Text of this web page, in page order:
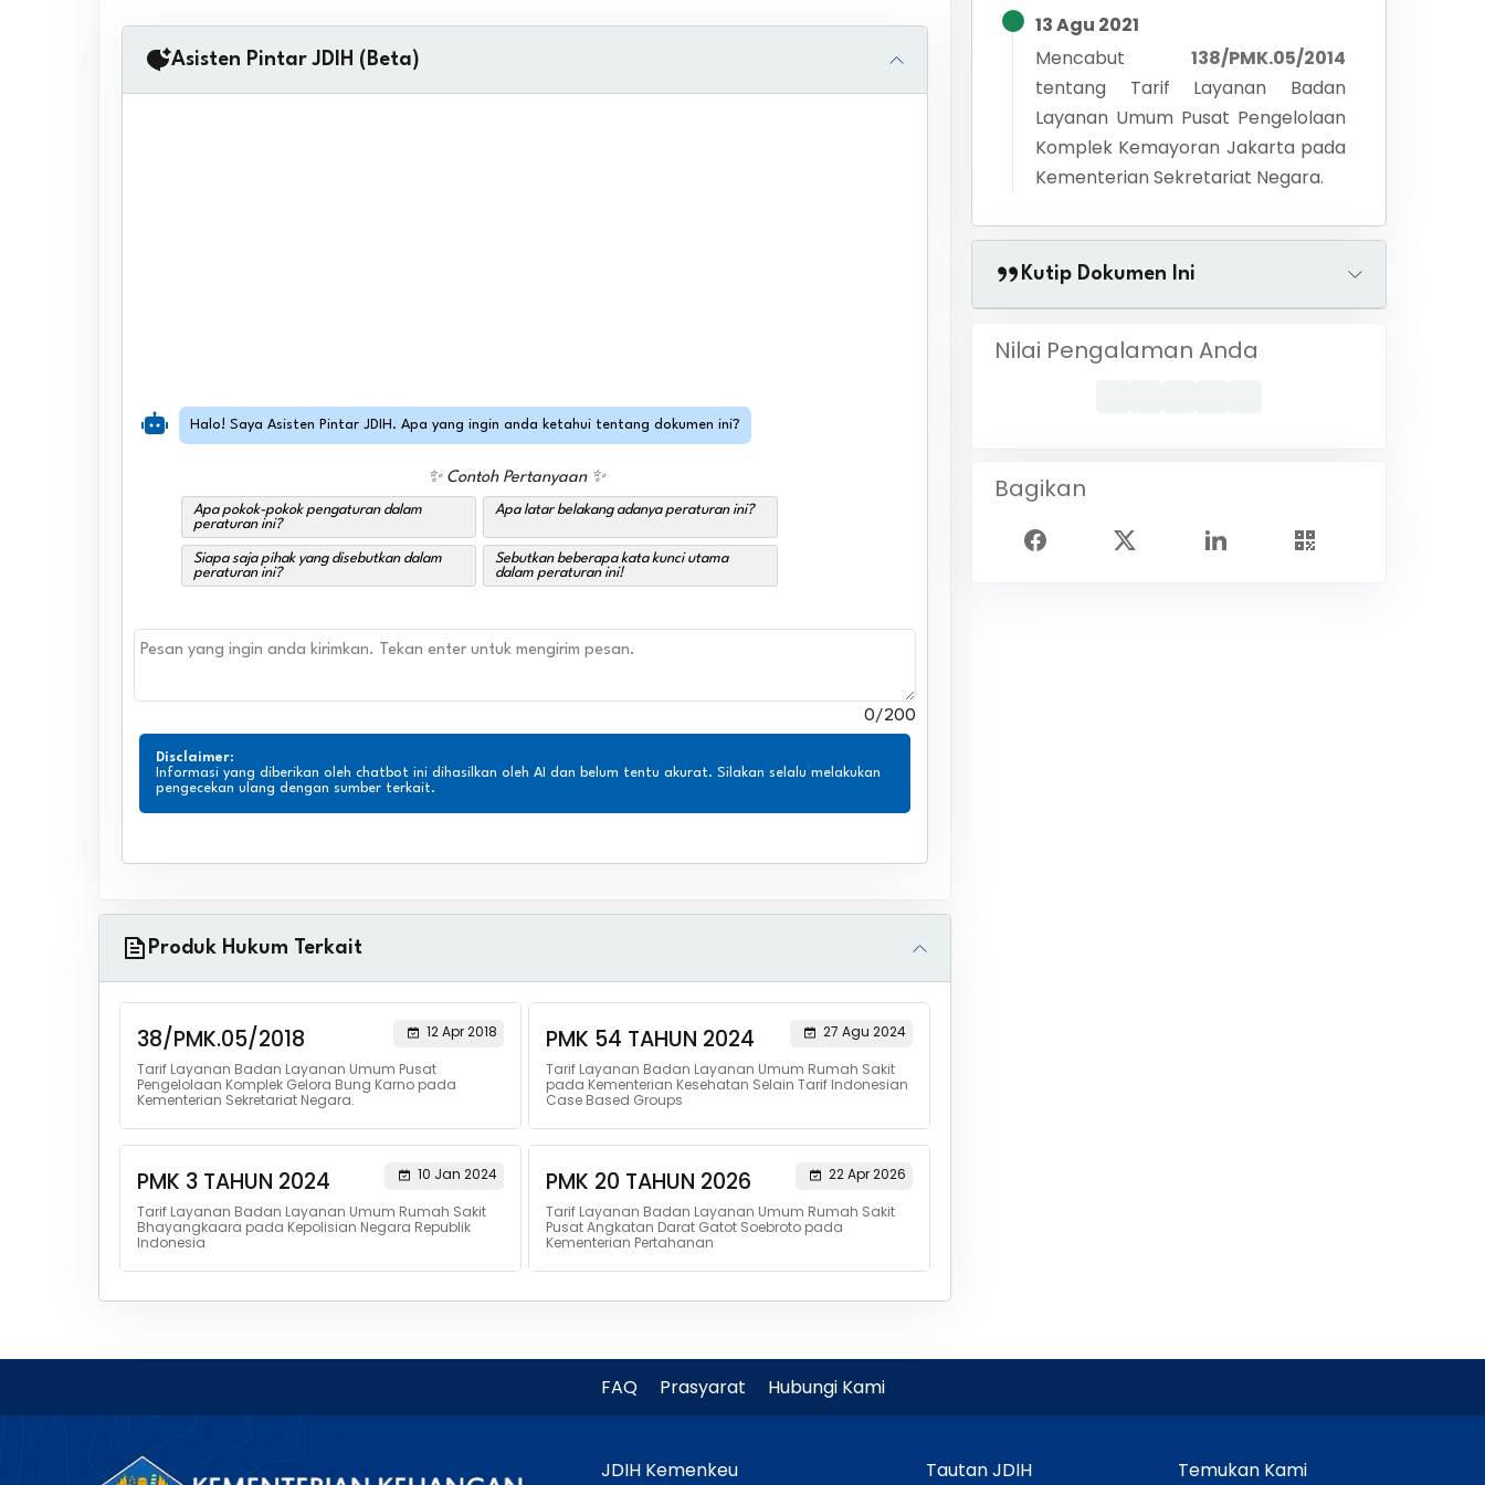
Asisten Pintar JDIH (Beta)
✨ Contoh Pertanyaan ✨
Apa pokok-pokok pengaturan dalam
peraturan ini?
Apa latar belakang adanya peraturan ini?
Siapa saja pihak yang disebutkan dalam
peraturan ini?
Sebutkan beberapa kata kunci utama
dalam peraturan ini!
Halo! Saya Asisten Pintar JDIH. Apa yang ingin anda ketahui tentang dokumen ini?
0/200
Disclaimer:
Informasi yang diberikan oleh chatbot ini dihasilkan oleh AI dan belum tentu akurat. Silakan selalu melakukan
pengecekan ulang dengan sumber terkait.
Produk Hukum Terkait
38/PMK.05/2018
12 Apr 2018
Tarif Layanan Badan Layanan Umum Pusat
Pengelolaan Komplek Gelora Bung Karno pada
Kementerian Sekretariat Negara.
PMK 54 TAHUN 2024
27 Agu 2024
Tarif Layanan Badan Layanan Umum Rumah Sakit
pada Kementerian Kesehatan Selain Tarif Indonesian
Case Based Groups
PMK 3 TAHUN 2024
10 Jan 2024
Tarif Layanan Badan Layanan Umum Rumah Sakit
Bhayangkaara pada Kepolisian Negara Republik
Indonesia
PMK 20 TAHUN 2026
22 Apr 2026
Tarif Layanan Badan Layanan Umum Rumah Sakit
Pusat Angkatan Darat Gatot Soebroto pada
Kementerian Pertahanan
13 Agu 2021
Mencabut
138/PMK.05/2014
tentang Tarif Layanan Badan
Layanan Umum Pusat Pengelolaan
Komplek Kemayoran Jakarta pada
Kementerian Sekretariat Negara.
Kutip Dokumen Ini
Nilai Pengalaman Anda
Bagikan
FAQ Prasyarat Hubungi Kami
JDIH Kemenkeu Tautan JDIH Temukan Kami